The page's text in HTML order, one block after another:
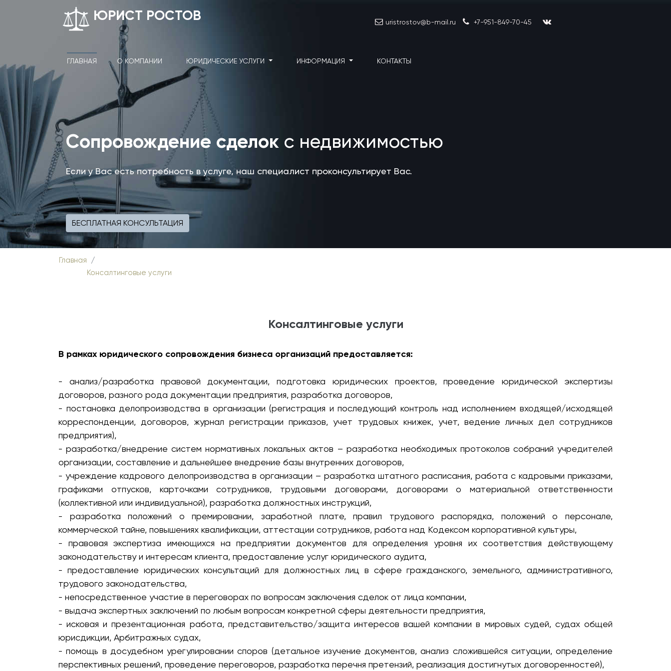
ЮРИСТ РОСТОВ uristrostov@b-mail.ru +7-951-849-70-45
ГЛАВНАЯ О КОМПАНИИ ЮРИДИЧЕСКИЕ УСЛУГИ ИНФОРМАЦИЯ КОНТАКТЫ
Сопровождение сделок с недвижимостью
Если у Вас есть потребность в услуге, наш специалист проконсультирует Вас.
БЕСПЛАТНАЯ КОНСУЛЬТАЦИЯ
Главная
Консалтинговые услуги
Консалтинговые услуги
В рамках юридического сопровождения бизнеса организаций предоставляется:
- анализ/разработка правовой документации, подготовка юридических проектов, проведение юридической экспертизы
договоров, разного рода документации предприятия, разработка договоров,
- постановка делопроизводства в организации (регистрация и последующий контроль над исполнением входящей/исходящей
корреспонденции, договоров, журнал регистрации приказов, учет трудовых книжек, учет, ведение личных дел сотрудников
предприятия),
- разработка/внедрение систем нормативных локальных актов – разработка необходимых протоколов собраний учредителей
организации, составление и дальнейшее внедрение базы внутренних договоров,
- учреждение кадрового делопроизводства в организации – разработка штатного расписания, работа с кадровыми приказами,
графиками отпусков, карточками сотрудников, трудовыми договорами, договорами о материальной ответственности
(коллективной или индивидуальной), разработка должностных инструкций,
- разработка положений о премировании, заработной плате, правил трудового распорядка, положений о персонале,
коммерческой тайне, повышениях квалификации, аттестации сотрудников, работа над Кодексом корпоративной культуры,
- правовая экспертиза имеющихся на предприятии документов для определения уровня их соответствия действующему
законодательству и интересам клиента, предоставление услуг юридического аудита,
- предоставление юридических консультаций для должностных лиц в сфере гражданского, земельного, административного,
трудового законодательства,
- непосредственное участие в переговорах по вопросам заключения сделок от лица компании,
- выдача экспертных заключений по любым вопросам конкретной сферы деятельности предприятия,
- исковая и презентационная работа, представительство/защита интересов вашей компании в мировых судей, судах общей
юрисдикции, Арбитражных судах,
- помощь в досудебном урегулировании споров (детальное изучение документов, анализ сложившейся ситуации, определение
перспективных решений, проведение переговоров, разработка перечня претензий, реализация достигнутых договоренностей),